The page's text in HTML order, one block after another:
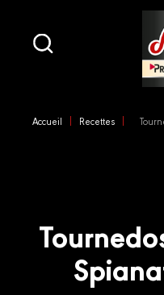
Accueil Recettes